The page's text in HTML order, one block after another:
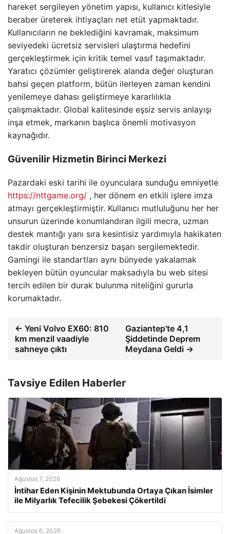
hareket sergileyen yönetim yapısı, kullanıcı kitlesiyle
beraber üreterek ihtiyaçları net etüt yapmaktadır.
Kullanıcıların ne beklediğini kavramak, maksimum
seviyedeki ücretsiz servisleri ulaştırma hedefini
gerçekleştirmek için kritik temel vasıf taşımaktadır.
Yaratıcı çözümler geliştirerek alanda değer oluşturan
bahsi geçen platform, bütün ilerleyen zaman kendini
yenilemeye dahası geliştirmeye kararlılıkla
çalışmaktadır. Global kalitesinde eşsiz servis anlayışı
inşa etmek, markanın başlıca önemli motivasyon
kaynağıdır.
Güvenilir Hizmetin Birinci Merkezi
Pazardaki eski tarihi ile oyunculara sunduğu emniyetle
https://nttgame.org/ , her dönem en etkili işlere imza
atmayı gerçekleştirmiştir. Kullanıcı mutluluğunu her her
unsurun üzerinde konumlandıran ilgili mecra, uzman
destek mantığı yanı sıra kesintisiz yardımıyla hakikaten
takdir oluşturan benzersiz başarı sergilemektedir.
Gamingi ile standartları aynı bünyede yakalamak
bekleyen bütün oyuncular maksadıyla bu web sitesi
tercih edilen bir durak bulunma niteliğini gururla
korumaktadır.
← Yeni Volvo EX60: 810
km menzil vaadiyle
sahneye çıktı
Gaziantep’te 4,1
Şiddetinde Deprem
Meydana Geldi →
Tavsiye Edilen Haberler
Ağustos 7, 2026
İntihar Eden Kişinin Mektubunda Ortaya Çıkan İsimler
ile Milyarlık Tefecilik Şebekesi Çökertildi
Ağustos 6, 2026